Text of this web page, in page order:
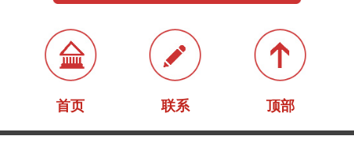
首页 联系 顶部